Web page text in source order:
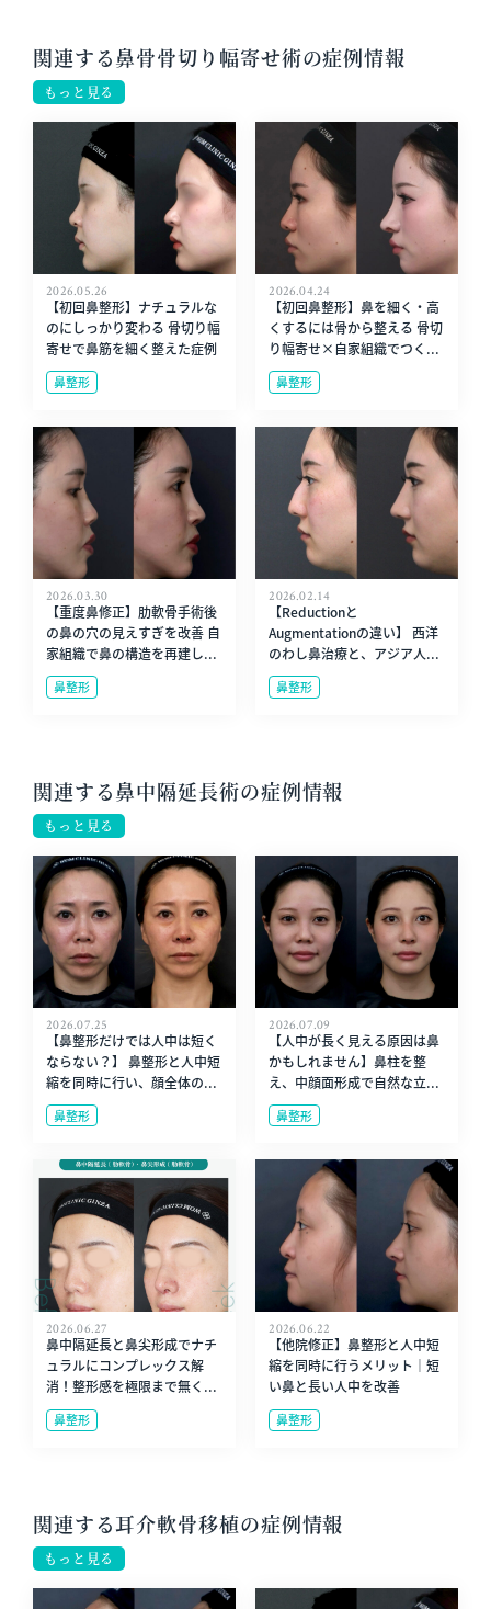
関連する鼻骨骨切り幅寄せ術の症例情報
もっと見る
2026.05.26
【初回鼻整形】ナチュラルな
のにしっかり変わる 骨切り幅
寄せで鼻筋を細く整えた症例
鼻整形
2026.04.24
【初回鼻整形】鼻を細く・高
くするには骨から整える 骨切
り幅寄せ×自家組織でつく...
鼻整形
2026.03.30
【重度鼻修正】肋軟骨手術後
の鼻の穴の見えすぎを改善 自
家組織で鼻の構造を再建し...
鼻整形
2026.02.14
【Reductionと
Augmentationの違い】 西洋
のわし鼻治療と、アジア人...
鼻整形
関連する鼻中隔延長術の症例情報
もっと見る
2026.07.25
【鼻整形だけでは人中は短く
ならない？】 鼻整形と人中短
縮を同時に行い、顔全体の...
鼻整形
2026.07.09
【人中が長く見える原因は鼻
かもしれません】鼻柱を整
え、中顔面形成で自然な立...
鼻整形
2026.06.27
鼻中隔延長と鼻尖形成でナチ
ュラルにコンプレックス解
消！整形感を極限まで無く...
鼻整形
2026.06.22
【他院修正】鼻整形と人中短
縮を同時に行うメリット｜短
い鼻と長い人中を改善
鼻整形
関連する耳介軟骨移植の症例情報
もっと見る